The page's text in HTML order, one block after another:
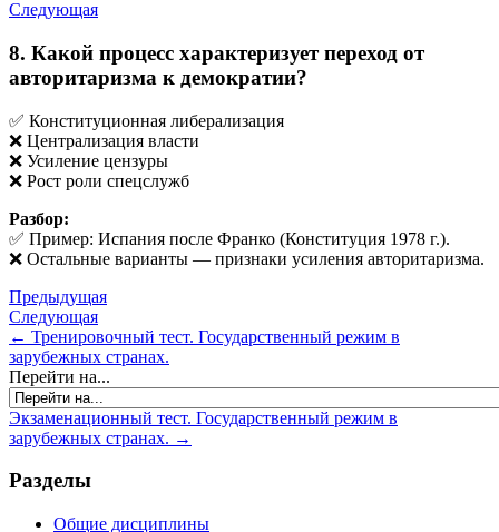
Следующая
8. Какой процесс характеризует переход от
авторитаризма к демократии?
✅ Конституционная либерализация
❌ Централизация власти
❌ Усиление цензуры
❌ Рост роли спецслужб
Разбор:
✅ Пример: Испания после Франко (Конституция 1978 г.).
❌ Остальные варианты — признаки усиления авторитаризма.
Предыдущая
Следующая
← Тренировочный тест. Государственный режим в
зарубежных странах.
Перейти на...
Экзаменационный тест. Государственный режим в
зарубежных странах. →
Разделы
Общие дисциплины